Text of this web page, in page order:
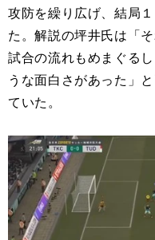
攻防を繰り広げ、結局
た。解説の坪井氏は「
試合の流れもめまぐる
うな面白さがあった」
ていた。